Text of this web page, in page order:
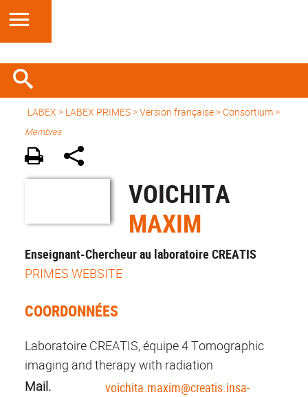
LABEX > LABEX PRIMES>Version française> Consortium >
Membres
VOICHITA
MAXIM
Enseignant-Chercheur au laboratoire CREATIS
PRIMES WEBSITE
COORDONNÉES
Laboratoire CREATIS, équipe 4 Tomographic
imaging and therapy with radiation
Mail.
voichita.maxim@creatis.insa-